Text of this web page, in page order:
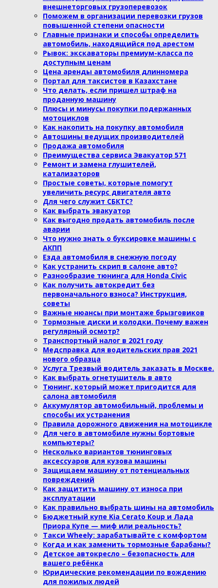
внешнеторговых грузоперевозок
Поможем в организации перевозки грузов
повышенной степени опасности
Главные признаки и способы определить
автомобиль, находящийся под арестом
Рывок: экскаваторы премиум-класса по
доступным ценам
Цена аренды автомобиля длинномера
Портал для таксистов в Казахстане
Что делать, если пришел штраф на
проданную машину
Плюсы и минусы покупки подержанных
мотоциклов
Как накопить на покупку автомобиля
Автошины ведущих производителей
Продажа автомобиля
Преимущества сервиса Эвакуатор 571
Ремонт и замена глушителей,
катализаторов
Простые советы, которые помогут
увеличить ресурс двигателя авто
Для чего служит СБКТС?
Как выбрать эвакуатор
Как выгодно продать автомобиль после
аварии
Что нужно знать о буксировке машины с
АКПП
Езда автомобиля в снежную погоду
Как устранить скрип в салоне авто?
Разнообразие тюнинга для Honda Civic
Как получить автокредит без
первоначального взноса? Инструкция,
советы
Важные нюансы при монтаже брызговиков
Тормозные диски и колодки. Почему важен
регулярный осмотр?
Транспортный налог в 2021 году
Медсправка для водительских прав 2021
нового образца
Услуга Трезвый водитель заказать в Москве.
Как выбрать огнетушитель в авто
Тюнинг, который может пригодится для
салона автомобиля
Аккумулятор автомобильный, проблемы и
способы их устранения
Правила дорожного движения на мотоцикле
Для чего в автомобиле нужны бортовые
компьютеры?
Несколько вариантов тюнинговых
аксессуаров для кузова машины
Защищаем машину от потенциальных
повреждений
Как защитить машину от износа при
эксплуатации
Как правильно выбрать шины на автомобиль
Бюджетный купе Kia Cerato Koup и Лада
Приора Купе — миф или реальность?
Такси Wheely: зарабатывайте с комфортом
Когда и как заменить тормозные барабаны?
Детское автокресло – безопасность для
вашего ребёнка
Юридические рекомендации по вождению
для пожилых людей